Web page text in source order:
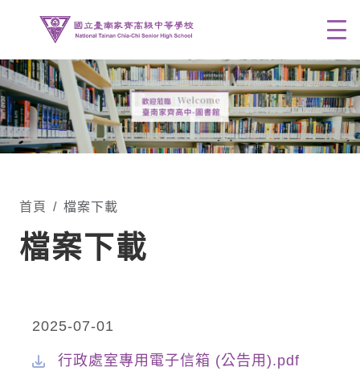
首頁 檔案下載
檔案下載
2025-07-01
行政處室專用電子信箱 (公告用).pdf